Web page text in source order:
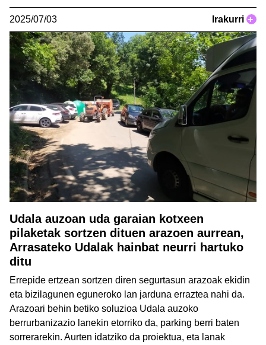
2025/07/03 Irakurri +
Udala auzoan uda garaian kotxeen
pilaketak sortzen dituen arazoen aurrean,
Arrasateko Udalak hainbat neurri hartuko
ditu
Errepide ertzean sortzen diren segurtasun arazoak ekidin
eta bizilagunen eguneroko lan jarduna erraztea nahi da.
Arazoari behin betiko soluzioa Udala auzoko
berrurbanizazio lanekin etorriko da, parking berri baten
sorrerarekin. Aurten idatziko da proiektua, eta lanak